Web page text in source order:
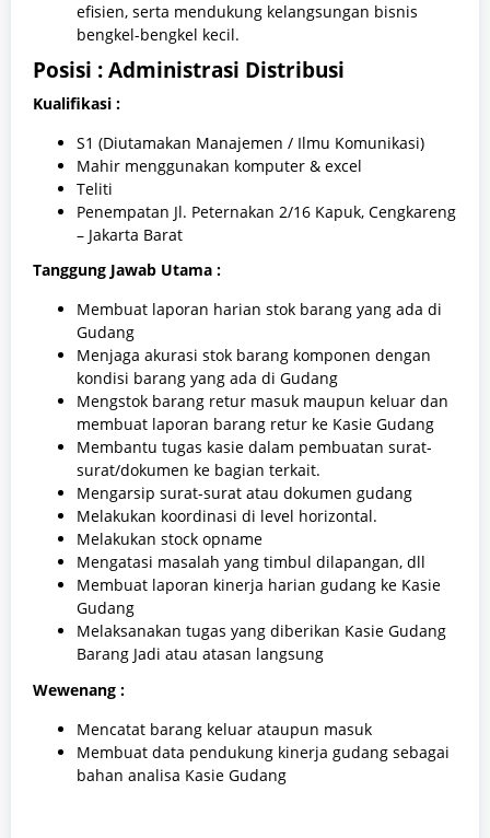
efisien, serta mendukung kelangsungan bisnis
bengkel-bengkel kecil.
Posisi : Administrasi Distribusi
Kualifikasi :
S1 (Diutamakan Manajemen / Ilmu Komunikasi)
Mahir menggunakan komputer & excel
Teliti
Penempatan Jl. Peternakan 2/16 Kapuk, Cengkareng
– Jakarta Barat
Tanggung Jawab Utama :
Membuat laporan harian stok barang yang ada di
Gudang
Menjaga akurasi stok barang komponen dengan
kondisi barang yang ada di Gudang
Mengstok barang retur masuk maupun keluar dan
membuat laporan barang retur ke Kasie Gudang
Membantu tugas kasie dalam pembuatan surat-
surat/dokumen ke bagian terkait.
Mengarsip surat-surat atau dokumen gudang
Melakukan koordinasi di level horizontal.
Melakukan stock opname
Mengatasi masalah yang timbul dilapangan, dll
Membuat laporan kinerja harian gudang ke Kasie
Gudang
Melaksanakan tugas yang diberikan Kasie Gudang
Barang Jadi atau atasan langsung
Wewenang :
Mencatat barang keluar ataupun masuk
Membuat data pendukung kinerja gudang sebagai
bahan analisa Kasie Gudang